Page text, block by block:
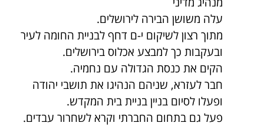
עלה משושן הבירה לירושלים.
מתוך רצון לשיקום י-ם דחף לבניית החומה לעיר
ובעקבות כך למבצע אכלוס בירושלים.
הקים את כנסת הגדולה עם נחמיה.
חבר לעזרא, שניהם הנהיגו את תושבי יהודה
ופעלו לסיום בניין בניית בית המקדש.
פעל גם בתחום החברתי וקרא לשחרור עבדים.